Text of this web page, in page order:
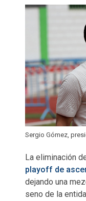
Sergio Gómez,
La eliminación
playoff de
dejando una
seno de la